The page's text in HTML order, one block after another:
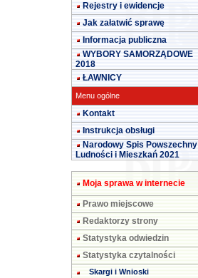
Rejestry i ewidencje
Jak załatwić sprawę
Informacja publiczna
WYBORY SAMORZĄDOWE
2018
ŁAWNICY
Menu ogólne
Kontakt
Instrukcja obsługi
Narodowy Spis Powszechny
Ludności i Mieszkań 2021
Moja sprawa w internecie
Prawo miejscowe
Redaktorzy strony
Statystyka odwiedzin
Statystyka czytalności
Skargi i Wnioski